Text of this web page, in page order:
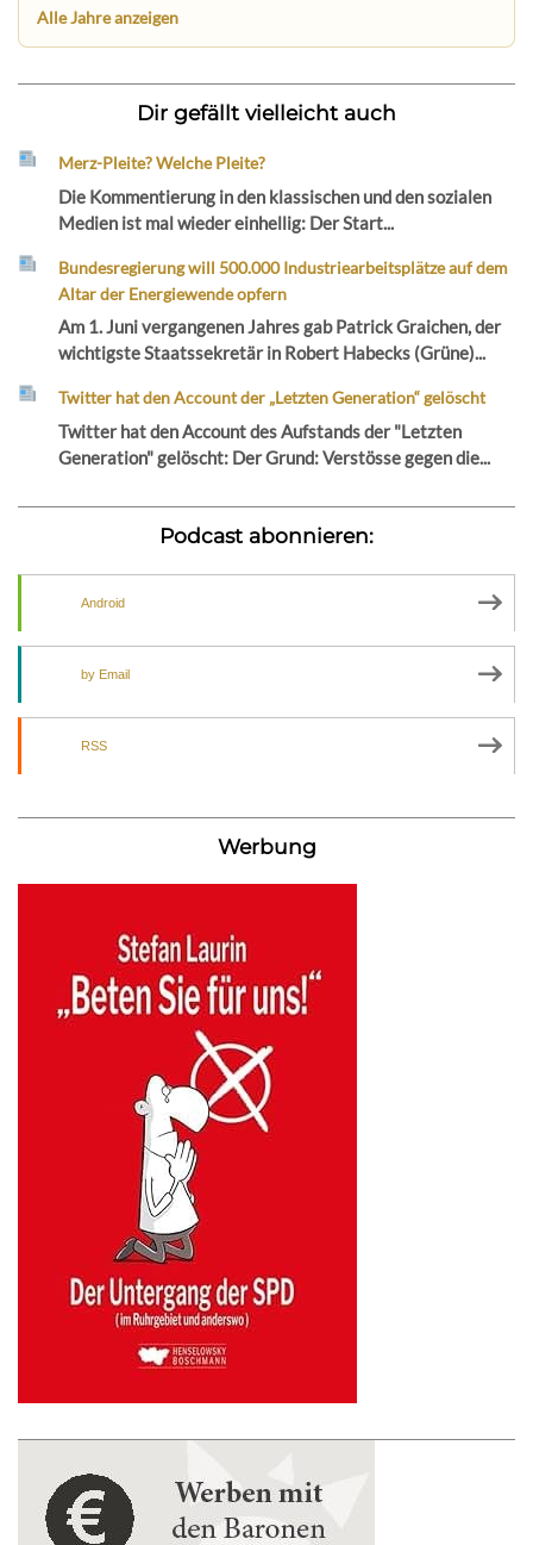
Alle Jahre anzeigen
Dir gefällt vielleicht auch
Merz-Pleite? Welche Pleite?
Die Kommentierung in den klassischen und den sozialen
Medien ist mal wieder einhellig: Der Start...
Bundesregierung will 500.000 Industriearbeitsplätze auf dem
Altar der Energiewende opfern
Am 1. Juni vergangenen Jahres gab Patrick Graichen, der
wichtigste Staatssekretär in Robert Habecks (Grüne)...
Twitter hat den Account der „Letzten Generation“ gelöscht
Twitter hat den Account des Aufstands der "Letzten
Generation" gelöscht: Der Grund: Verstösse gegen die...
Podcast abonnieren:
Android
by Email
RSS
Werbung